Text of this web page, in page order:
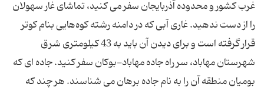
غرب کشور و محدوده آذربایجان سفر می کنید، تماشای غار سهولان
را از دست ندهید. غاری آبی که در دامنه رشته كوه‌هایی بنام كوتر
قرار گرفته است و برای دیدن آن باید به 43 كیلومتری شرق
شهرستان مهاباد، سر راه جاده مهاباد-بوكان سفر کنید. جاده ای که
بومیان منطقه آن را به نام جاده برهان می شناسند. هر چند که